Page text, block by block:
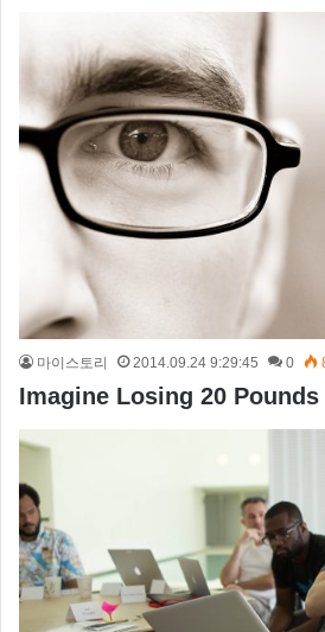
마이스토리 2014.09.24 9:29:45 0
Imagine Losing 20 Pounds